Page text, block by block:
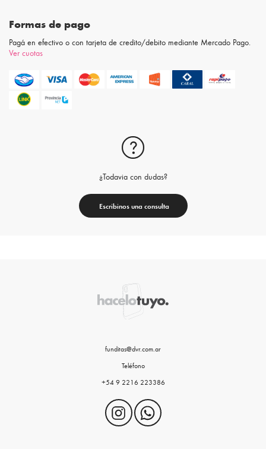
Formas de pago
Pagá en efectivo o con tarjeta de credito/debito mediante Mercado Pago.
Ver cuotas
¿Todavia con dudas?
Escribinos una consulta
funditas@dvr.com.ar
Teléfono
+54 9 2216 223386